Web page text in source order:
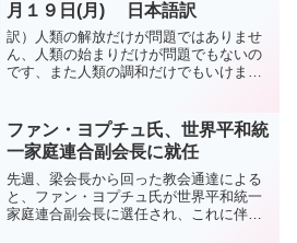
月１９日(月) 日本語訳
訳）人類の解放だけが問題ではありませ
ん、人類の始まりだけが問題でもないの
です、また人類の調和だけでもいけませ
文）It is not the liberation of ...
ファン・ヨプチュ氏、世界平和統
一家庭連合副会長に就任
先週、梁会長から回った教会通達による
と、ファン・ヨプチュ氏が世界平和統一
家庭連合副会長に選任され、これに伴っ